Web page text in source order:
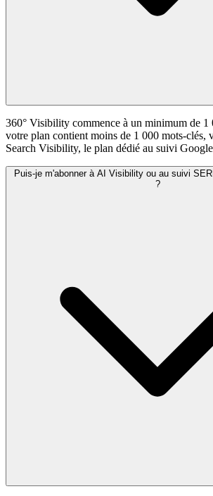
360° Visibility commence à un minimum de 1
votre plan contient moins de 1 000 mots-clés,
Search Visibility, le plan dédié au suivi
Puis-je m'abonner à AI Visibility ou au suivi
?